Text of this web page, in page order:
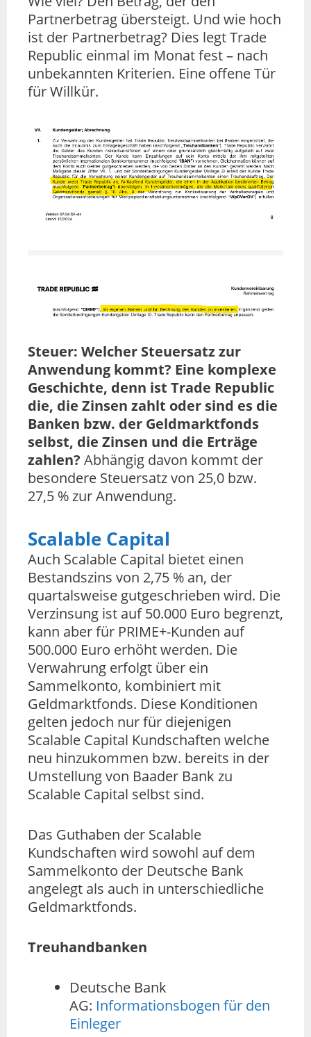
Partnerbetrag übersteigt. Und wie hoch
ist der Partnerbetrag? Dies legt Trade
Republic einmal im Monat fest – nach
unbekannten Kriterien. Eine offene Tür
für Willkür.
Steuer: Welcher Steuersatz zur
Anwendung kommt? Eine komplexe
Geschichte, denn ist Trade Republic
die, die Zinsen zahlt oder sind es die
Banken bzw. der Geldmarktfonds
selbst, die Zinsen und die Erträge
zahlen? Abhängig davon kommt der
besondere Steuersatz von 25,0 bzw.
27,5 % zur Anwendung.
Scalable Capital
Auch Scalable Capital bietet einen
Bestandszins von 2,75 % an, der
quartalsweise gutgeschrieben wird. Die
Verzinsung ist auf 50.000 Euro begrenzt,
kann aber für PRIME+-Kunden auf
500.000 Euro erhöht werden. Die
Verwahrung erfolgt über ein
Sammelkonto, kombiniert mit
Geldmarktfonds. Diese Konditionen
gelten jedoch nur für diejenigen
Scalable Capital Kundschaften welche
neu hinzukommen bzw. bereits in der
Umstellung von Baader Bank zu
Scalable Capital selbst sind.
Das Guthaben der Scalable
Kundschaften wird sowohl auf dem
Sammelkonto der Deutsche Bank
angelegt als auch in unterschiedliche
Geldmarktfonds.
Treuhandbanken
Deutsche Bank
AG: Informationsbogen für den
Einleger